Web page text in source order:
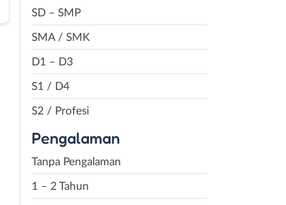
SD – SMP
SMA / SMK
D1 – D3
S1 / D4
S2 / Profesi
Pengalaman
Tanpa Pengalaman
1 – 2 Tahun